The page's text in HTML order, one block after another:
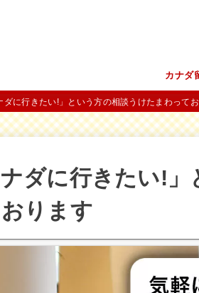
カナダ
ダに行きたい!」という方の相談うけたまわって
ナダに行きたい!
ります